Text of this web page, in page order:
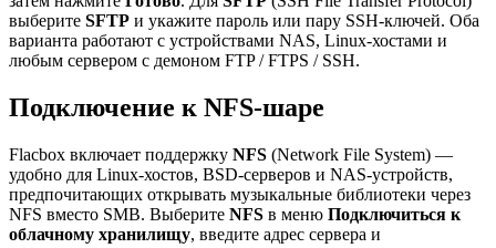
выберите SFTP и укажите пароль или пару SSH-ключей. Оба
варианта работают с устройствами NAS, Linux-хостами и
любым сервером с демоном FTP / FTPS / SSH.
Подключение к NFS-шаре
Flacbox включает поддержку NFS (Network File System) —
удобно для Linux-хостов, BSD-серверов и NAS-устройств,
предпочитающих открывать музыкальные библиотеки через
NFS вместо SMB. Выберите NFS в меню Подключиться к
облачному хранилищу, введите адрес сервера и